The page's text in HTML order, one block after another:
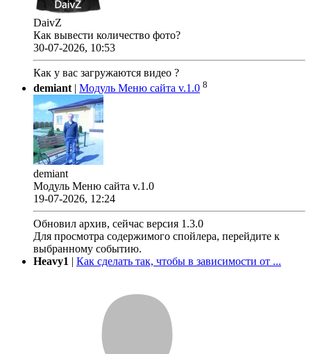
DaivZ
Как вывести количество фото?
30-07-2026, 10:53
Как у вас загружаются видео ?
demiant| Модуль Меню сайта v.1.0 8
demiant
Модуль Меню сайта v.1.0
19-07-2026, 12:24
Обновил архив, сейчас версия 1.3.0
Для просмотра содержимого спойлера, перейдите к
выбранному событию.
Heavy1 | Как сделать так, чтобы в зависимости от ...